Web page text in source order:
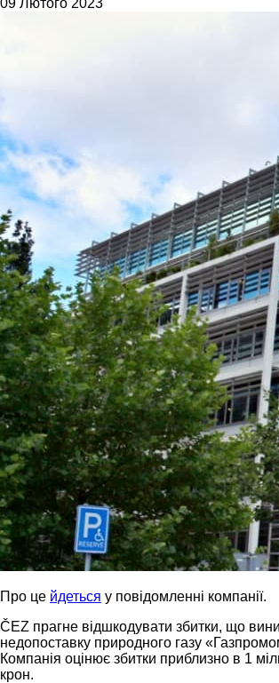
Про це йдеться у повідомленні компанії.
ČEZ прагне відшкодувати збитки, що
недопоставку природного газу
Компанія оцінює збитки приблизно в 1
крон.